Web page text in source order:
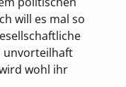
will es mal so
unvorteilhaft
wohl ihr